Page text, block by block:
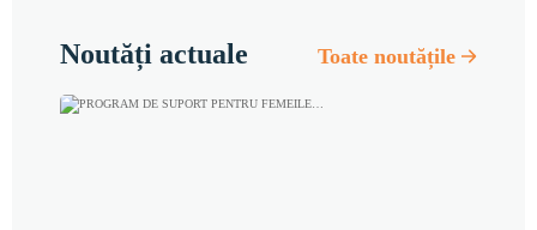
Noutăți actuale Toate noutățile